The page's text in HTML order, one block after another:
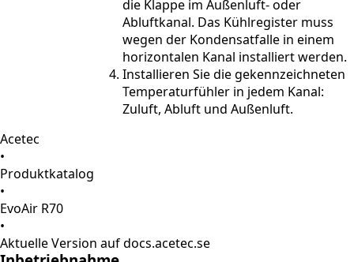
die Klappe im Außenluft- oder
Abluftkanal. Das Kühlregister muss
wegen der Kondensatfalle in einem
horizontalen Kanal installiert werden.
Installieren Sie die gekennzeichneten
Temperaturfühler in jedem Kanal:
Zuluft, Abluft und Außenluft.
Acetec
•
Produktkatalog
•
EvoAir R70
•
Aktuelle Version auf docs.acetec.se